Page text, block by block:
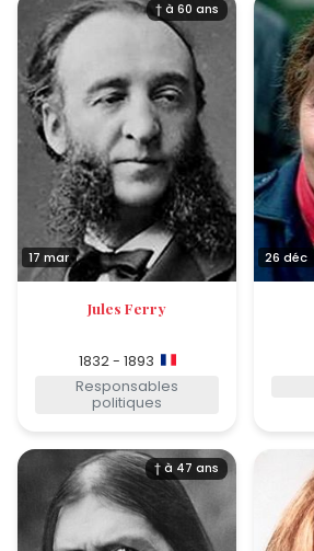
† à 60 ans
17 mar
Jules Ferry
1832 - 1893
Responsables
politiques
26 déc
† à 47 ans